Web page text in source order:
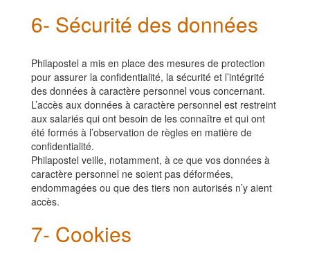
6- Sécurité des données
Philapostel a mis en place des mesures de protection
pour assurer la confidentialité, la sécurité et l’intégrité
des données à caractère personnel vous concernant.
L’accès aux données à caractère personnel est restreint
aux salariés qui ont besoin de les connaître et qui ont
été formés à l’observation de règles en matière de
confidentialité.
Philapostel veille, notamment, à ce que vos données à
caractère personnel ne soient pas déformées,
endommagées ou que des tiers non autorisés n’y aient
accès.
7- Cookies